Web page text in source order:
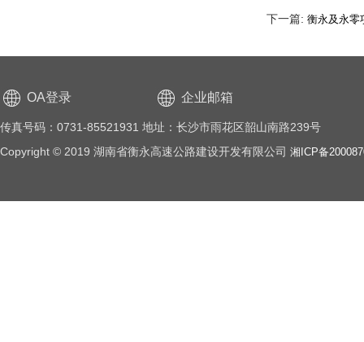
下一篇: 衡永及永零
OA登录 企业邮箱
传真号码：0731-85521931 地址：长沙市雨花区韶山南路239号
Copyright © 2019 湖南省衡永高速公路建设开发有限公司 湘ICP备